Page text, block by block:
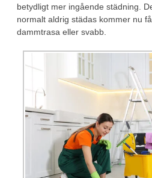
betydligt mer ingående städning.
normalt aldrig städas kommer nu
dammtrasa eller svabb.